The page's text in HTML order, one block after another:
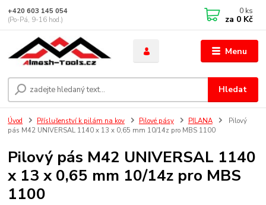
Menu
Hledat
+420 603 145 054
(Po-Pá, 9-16 hod.)
0 ks
za 0 Kč
Úvod Příslušenství k pilám na kov Pilové pásy PILANA
Pilový
pás M42 UNIVERSAL 1140 x 13 x 0,65 mm 10/14z pro MBS 1100
Pilový pás M42 UNIVERSAL 1140
x 13 x 0,65 mm 10/14z pro MBS
1100